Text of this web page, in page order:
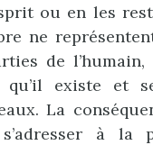
ou en les
ne
de l’humain,
existe et
La
à la